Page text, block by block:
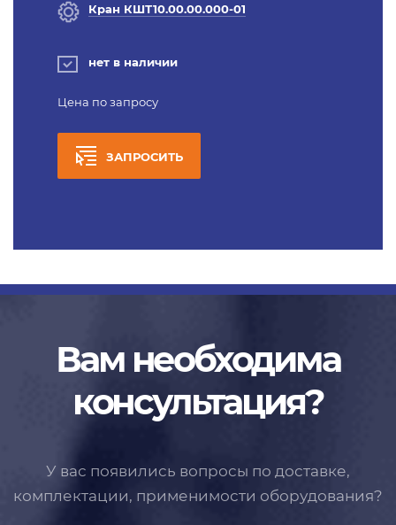
Кран КШТ10.00.00.000-01
нет в наличии
Цена по запросу
ЗАПРОСИТЬ
Вам необходима
консультация?
У вас появились вопросы по доставке,
комплектации, применимости оборудования?